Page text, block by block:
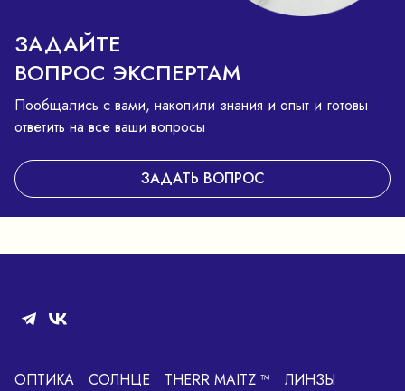
ЗАДАЙТЕ
ВОПРОС ЭКСПЕРТАМ
Пообщались с вами, накопили знания и опыт и готовы
ответить на все ваши вопросы
ЗАДАТЬ ВОПРОС
ОПТИКА СОЛНЦЕ THERR MAITZ ™
ЛИНЗЫ